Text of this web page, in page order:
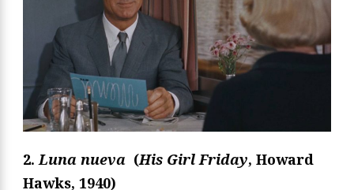
2.Luna nueva (His Girl Friday, Howard
Hawks, 1940)